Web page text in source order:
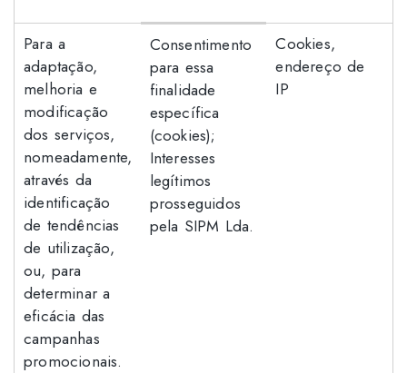
Para a
adaptação,
melhoria e
modificação
dos serviços,
nomeadamente,
através da
identificação
de tendências
de utilização,
ou, para
determinar a
eficácia das
campanhas
promocionais.
Consentimento
para essa
finalidade
específica
(cookies);
Interesses
legítimos
prosseguidos
pela SIPM Lda.
Cookies,
endereço de
IP